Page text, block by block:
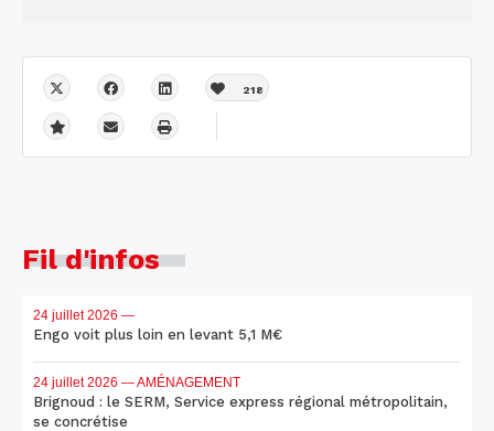
218
Fil d'infos
24 juillet 2026 —
Engo voit plus loin en levant 5,1 M€
24 juillet 2026 — AMÉNAGEMENT
Brignoud : le SERM, Service express régional métropolitain,
se concrétise